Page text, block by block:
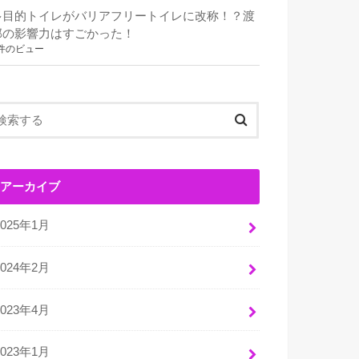
目的トイレがバリアフリートイレに改称！？渡
影響力はすごかった！
のビュー
アーカイブ
年1月
年2月
年4月
年1月